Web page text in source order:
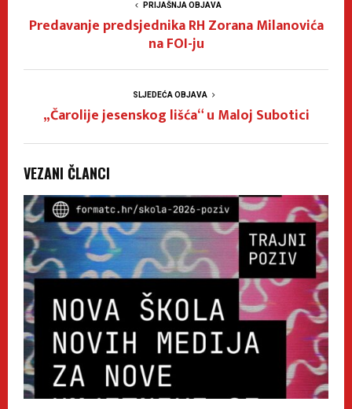
PRIJAŠNJA OBJAVA
Predavanje predsjednika RH Zorana Milanovića
na FOI-ju
SLJEDEĆA OBJAVA
„Čarolije jesenskog lišća“ u Maloj Subotici
VEZANI ČLANCI